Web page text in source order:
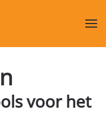
voor het